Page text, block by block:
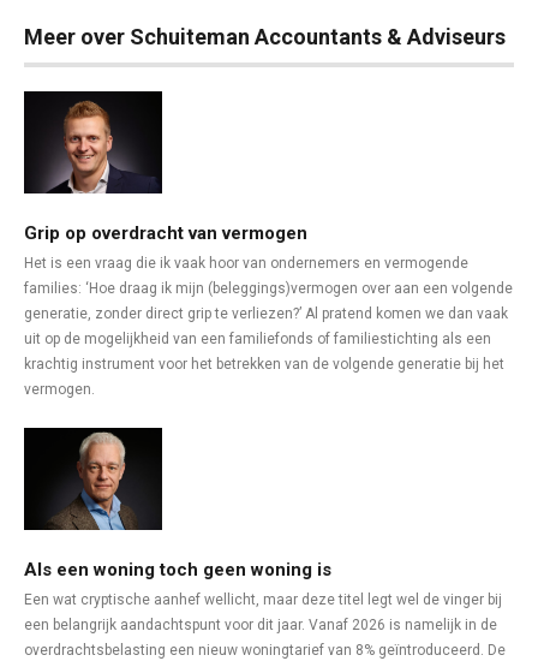
Meer over Schuiteman Accountants & Adviseurs
Grip op overdracht van vermogen
Het is een vraag die ik vaak hoor van ondernemers en vermogende
families: ‘Hoe draag ik mijn (beleggings)vermogen over aan een volgende
generatie, zonder direct grip te verliezen?’ Al pratend komen we dan vaak
uit op de mogelijkheid van een familiefonds of familiestichting als een
krachtig instrument voor het betrekken van de volgende generatie bij het
vermogen.
Als een woning toch geen woning is
Een wat cryptische aanhef wellicht, maar deze titel legt wel de vinger bij
een belangrijk aandachtspunt voor dit jaar. Vanaf 2026 is namelijk in de
overdrachtsbelasting een nieuw woningtarief van 8% geïntroduceerd. De